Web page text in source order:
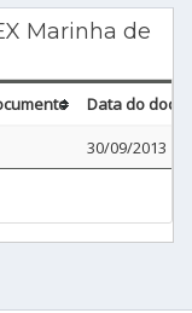
Marinha de
Data do
30/09/2013